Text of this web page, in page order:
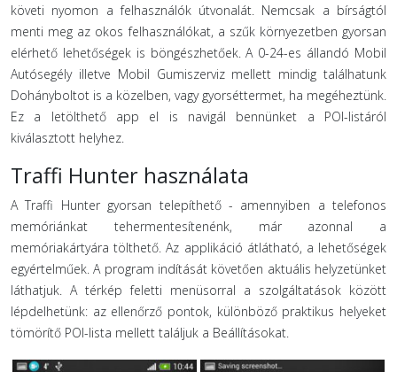
követi nyomon a felhasználók útvonalát. Nemcsak a bírságtól
menti meg az okos felhasználókat, a szűk környezetben gyorsan
elérhető lehetőségek is böngészhetőek. A 0-24-es állandó Mobil
Autósegély illetve Mobil Gumiszerviz mellett mindig találhatunk
Dohányboltot is a közelben, vagy gyorséttermet, ha megéheztünk.
Ez a letölthető app el is navigál bennünket a POI-listáról
kiválasztott helyhez.
Traffi Hunter használata
A Traffi Hunter gyorsan telepíthető - amennyiben a telefonos
memóriánkat tehermentesítenénk, már azonnal a
memóriakártyára tölthető. Az applikáció átlátható, a lehetőségek
egyértelműek. A program indítását követően aktuális helyzetünket
láthatjuk. A térkép feletti menüsorral a szolgáltatások között
lépdelhetünk: az ellenőrző pontok, különböző praktikus helyeket
tömörítő POI-lista mellett találjuk a Beállításokat.